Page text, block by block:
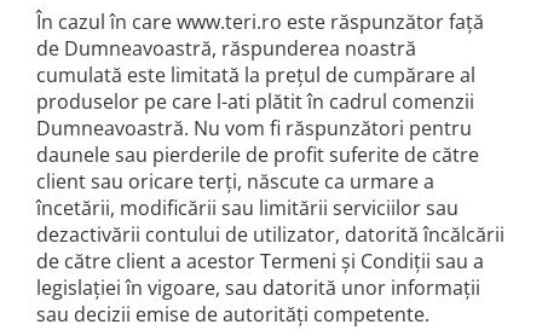
În cazul în care www.teri.ro este răspunzător față
de Dumneavoastră, răspunderea noastră
cumulată este limitată la prețul de cumpărare al
produselor pe care l-ati plătit în cadrul comenzii
Dumneavoastră. Nu vom fi răspunzători pentru
daunele sau pierderile de profit suferite de către
client sau oricare terți, născute ca urmare a
încetării, modificării sau limitării serviciilor sau
dezactivării contului de utilizator, datorită încălcării
de către client a acestor Termeni și Condiții sau a
legislației în vigoare, sau datorită unor informații
sau decizii emise de autorități competente.